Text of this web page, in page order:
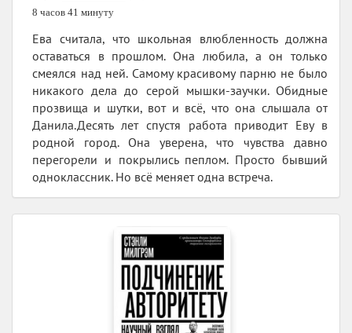
8 часов 41 минуту
Ева считала, что школьная влюбленность должна
оставаться в прошлом. Она любила, а он только
смеялся над ней. Самому красивому парню не было
никакого дела до серой мышки-заучки. Обидные
прозвища и шутки, вот и всё, что она слышала от
Данила.Десять лет спустя работа приводит Еву в
родной город. Она уверена, что чувства давно
перегорели и покрылись пеплом. Просто бывший
одноклассник. Но всё меняет одна встреча.